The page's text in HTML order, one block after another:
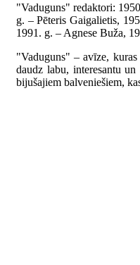
"Vaduguns" redaktori:
g. – Pēteris Gaigalietis,
1991. g. – Agnese Buža,
"Vaduguns" – avīze,
daudz labu, interesantu
bijušajiem balveniešiem,